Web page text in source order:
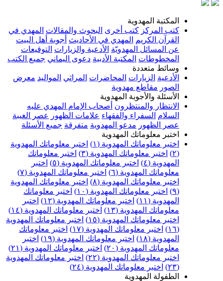
المكتبة المهدوية
كتب المركز كتب أخرى البحوث والمقالات المهدي في
القرآن الكريم
المهدي في الأحاديث أجوبة أهل البيت
عن المسائل المهدويّة الأدعية والزيارات التوقيعات
المخطوطات المكتبة الأدبية دعوى اليماني جميع الكتب
وسائط متعددة
الأدعية الزيارات المحاضرات المراثي المواليد معرض
الصور مقاطع مهدوية
الأسئلة والأجوبة المهدوية
الانتظار والمنتظرون أصحاب الإمام المهدي عليه
السلام السفراء والفقهاء علامات الظهور
عصر الغيبة
عصر الظهور مدعو المهدوية متفرقة جميع الأسئلة
اختبر معلوماتك المهدوية
اختبر معلوماتك المهدوية (١)
اختبر معلوماتك المهدوية
(٢)
اختبر معلوماتك المهدوية (٣)
اختبر معلوماتك
المهدوية (٤)
اختبر معلوماتك المهدوية (٥)
اختبر
معلوماتك المهدوية (٦)
اختبر معلوماتك المهدوية (٧)
اختبر معلوماتك المهدوية (٨)
اختبر معلوماتك المهدوية
(٩)
اختبر معلوماتك المهدوية (١٠)
اختبر معلوماتك
المهدوية (١١)
اختبر معلوماتك المهدوية (١٢)
اختبر
معلوماتك المهدوية (١٣)
اختبر معلوماتك المهدوية (١٤)
اختبر معلوماتك المهدوية (١٥)
اختبر معلوماتك المهدوية
(١٦)
اختبر معلوماتك المهدوية (١٧)
اختبر معلوماتك
المهدوية (١٨)
اختبر معلوماتك المهدوية (١٩)
اختبر
معلوماتك المهدوية (٢٠)
اختبر معلوماتك المهدوية (٢١)
اختبر معلوماتك المهدوية (٢٢)
اختبر معلوماتك المهدوية
(٢٣)
اختبر معلوماتك المهدوية (٢٤)
الطفولة المهدوية